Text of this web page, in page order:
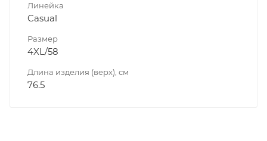
Линейка
Casual
Размер
4XL/58
Длина изделия (верх), см
76.5